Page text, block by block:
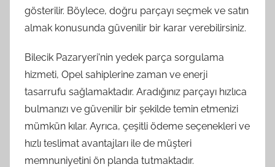
gösterilir. Böylece, doğru parçayı seçmek ve satın
almak konusunda güvenilir bir karar verebilirsiniz.
Bilecik Pazaryeri'nin yedek parça sorgulama
hizmeti, Opel sahiplerine zaman ve enerji
tasarrufu sağlamaktadır. Aradığınız parçayı hızlıca
bulmanızı ve güvenilir bir şekilde temin etmenizi
mümkün kılar. Ayrıca, çeşitli ödeme seçenekleri ve
hızlı teslimat avantajları ile de müşteri
memnuniyetini ön planda tutmaktadır.